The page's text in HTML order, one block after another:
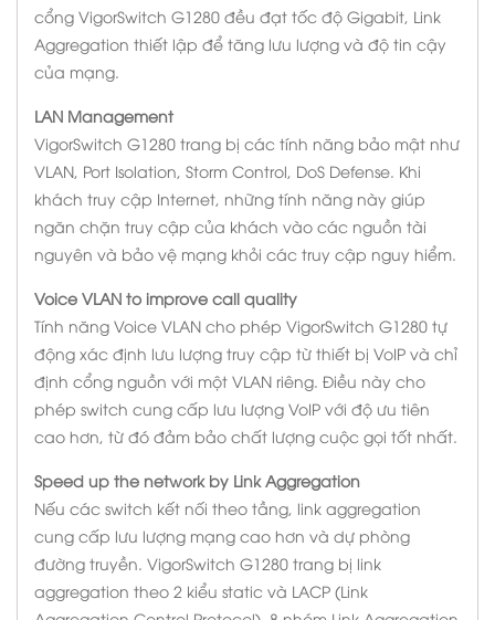
cổng VigorSwitch G1280 đều đạt tốc độ Gigabit, Link
Aggregation thiết lập để tăng lưu lượng và độ tin cậy
của mạng.
LAN Management
VigorSwitch G1280 trang bị các tính năng bảo mật như
VLAN, Port Isolation, Storm Control, DoS Defense. Khi
khách truy cập Internet, những tính năng này giúp
ngăn chặn truy cập của khách vào các nguồn tài
nguyên và bảo vệ mạng khỏi các truy cập nguy hiểm.
Voice VLAN to improve call quality
Tính năng Voice VLAN cho phép VigorSwitch G1280 tự
động xác định lưu lượng truy cập từ thiết bị VoIP và chỉ
định cổng nguồn với một VLAN riêng. Điều này cho
phép switch cung cấp lưu lượng VoIP với độ ưu tiên
cao hơn, từ đó đảm bảo chất lượng cuộc gọi tốt nhất.
Speed up the network by Link Aggregation
Nếu các switch kết nối theo tầng, link aggregation
cung cấp lưu lượng mạng cao hơn và dự phòng
đường truyền. VigorSwitch G1280 trang bị link
aggregation theo 2 kiểu static và LACP (Link